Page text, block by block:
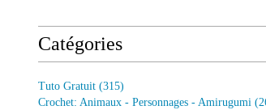
Catégories
Tuto Gratuit (315)
Crochet: Animaux - Personnages - Amirugumi